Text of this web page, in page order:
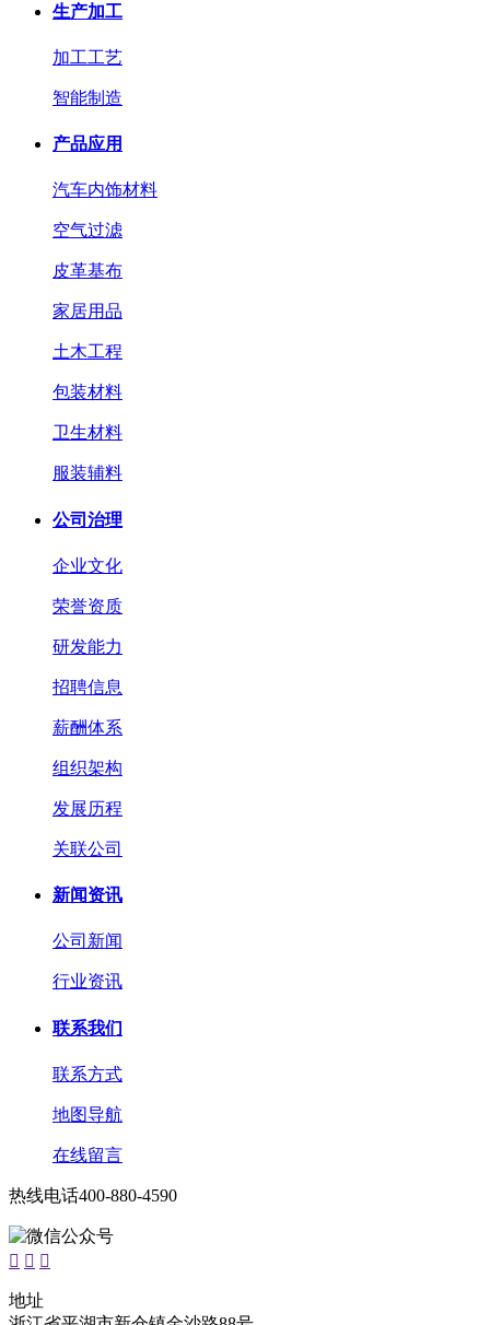
生产加工
加工工艺
智能制造
产品应用
汽车内饰材料
空气过滤
皮革基布
家居用品
土木工程
包装材料
卫生材料
服装辅料
公司治理
企业文化
荣誉资质
研发能力
招聘信息
薪酬体系
组织架构
发展历程
关联公司
新闻资讯
公司新闻
行业资讯
联系我们
联系方式
地图导航
在线留言
热线电话400-880-4590
  
地址